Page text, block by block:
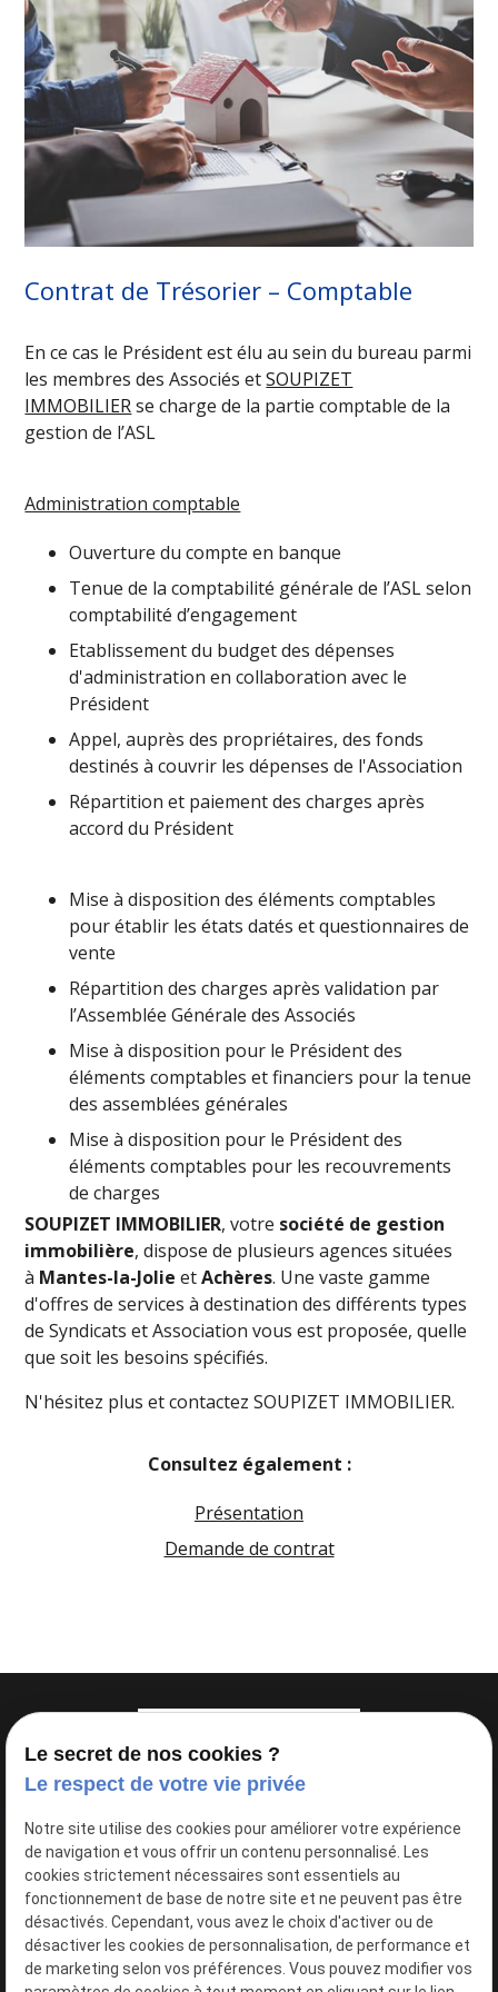
Contrat de Trésorier – Comptable
En ce cas le Président est élu au sein du bureau parmi
les membres des Associés et SOUPIZET
IMMOBILIER se charge de la partie comptable de la
gestion de l’ASL
Administration comptable
Ouverture du compte en banque
Tenue de la comptabilité générale de l’ASL selon
comptabilité d’engagement
Etablissement du budget des dépenses
d'administration en collaboration avec le
Président
Appel, auprès des propriétaires, des fonds
destinés à couvrir les dépenses de l'Association
Répartition et paiement des charges après
accord du Président
Mise à disposition des éléments comptables
pour établir les états datés et questionnaires de
vente
Répartition des charges après validation par
l’Assemblée Générale des Associés
Mise à disposition pour le Président des
éléments comptables et financiers pour la tenue
des assemblées générales
Mise à disposition pour le Président des
éléments comptables pour les recouvrements
de charges
SOUPIZET IMMOBILIER, votre société de gestion
immobilière, dispose de plusieurs agences situées
à Mantes-la-Jolieet Achères. Une vaste gamme
d'offres de services à destination des différents types
de Syndicats et Association vous est proposée, quelle
que soit les besoins spécifiés.
N'hésitez plus et contactez SOUPIZET IMMOBILIER.
Consultez également :
Présentation
Demande de contrat
N° de Siret : 53003507000057
phone 01 30 33 15 72
Le secret de nos cookies ?
Le respect de votre vie privée
Notre site utilise des cookies pour améliorer votre expérience
de navigation et vous offrir un contenu personnalisé. Les
cookies strictement nécessaires sont essentiels au
fonctionnement de base de notre site et ne peuvent pas être
désactivés. Cependant, vous avez le choix d'activer ou de
désactiver les cookies de personnalisation, de performance et
de marketing selon vos préférences. Vous pouvez modifier vos